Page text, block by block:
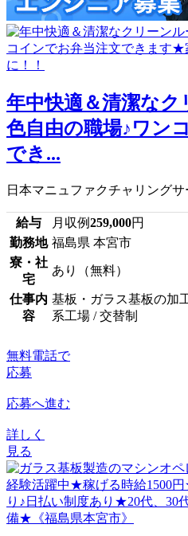
年中快適＆清潔な
色自由の職場♪ワン
でき...
日本マニュファクチャリング
給与 月収例259,000円
勤務地 福島県 本宮市
寮・社
宅
あり（無料）
仕事内
容
基板・ガラス基板の加
系工場 / 交替制
無料電話で
応募
応募へ進む
詳しく
見る